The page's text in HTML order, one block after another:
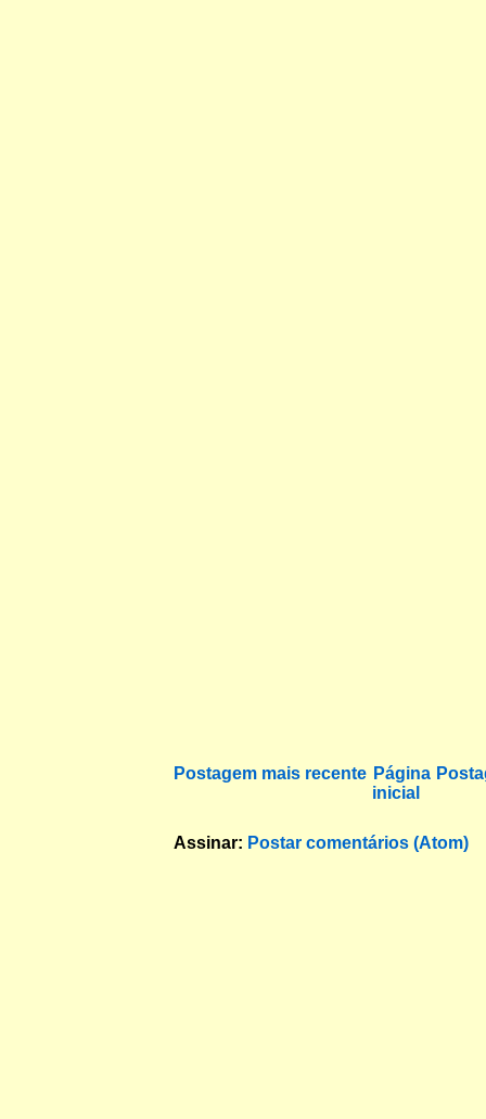
Postagem mais recente Página
inicial
Assinar: Postar comentários (Atom)